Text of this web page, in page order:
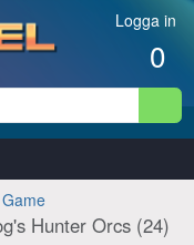
Logga in
0
Hunter Orcs (24)